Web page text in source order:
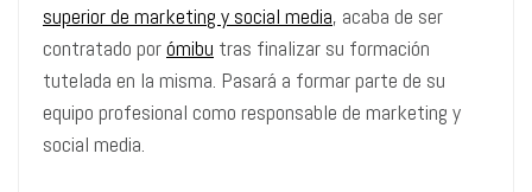
superior de marketing y social media, acaba de ser
contratado porómibu tras finalizar su formación
tutelada en la misma. Pasará a formar parte de su
equipo profesional como responsable de marketing y
social media.